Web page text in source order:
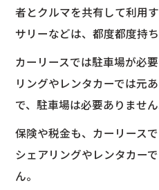
者とクルマを共有して利用
サリーなどは、都度都度持
カーリースでは駐車場が必
リングやレンタカーでは元
で、駐車場は必要ありません
保険や税金も、カーリース
シェアリングやレンタカー
ん。